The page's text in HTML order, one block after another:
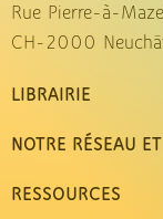
Rue Pierre-à-
CH-2000
LIBRAIRIE
NOTRE RÉSEAU
RESSOURCES